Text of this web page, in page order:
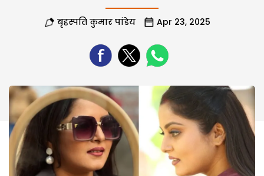
बृहस्पति कुमार पांडेय Apr 23, 2025